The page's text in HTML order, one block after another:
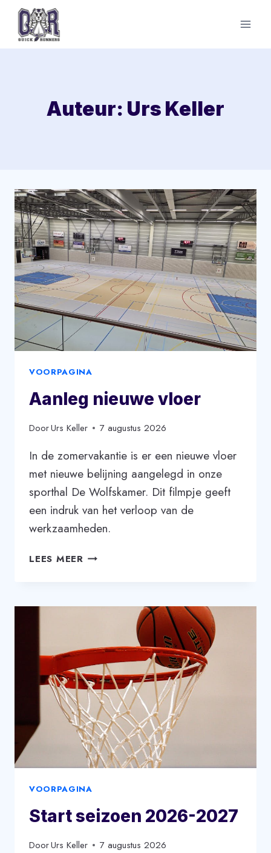
Doorgaan
inhoud
Auteur: Urs Keller
VOORPAGINA
Aanleg nieuwe vloer
DoorUrs Keller 7 augustus 2026
In de zomervakantie is er een nieuwe vloer
met nieuwe belijning aangelegd in onze
sporthal De Wolfskamer. Dit filmpje geeft
een indruk van het verloop van de
werkzaamheden.
LEES MEER AANLEG
VOORPAGINA
Start seizoen 2026-2027
DoorUrs Keller 7 augustus 2026